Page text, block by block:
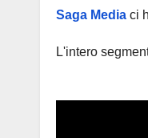
Saga Media ci
L'intero